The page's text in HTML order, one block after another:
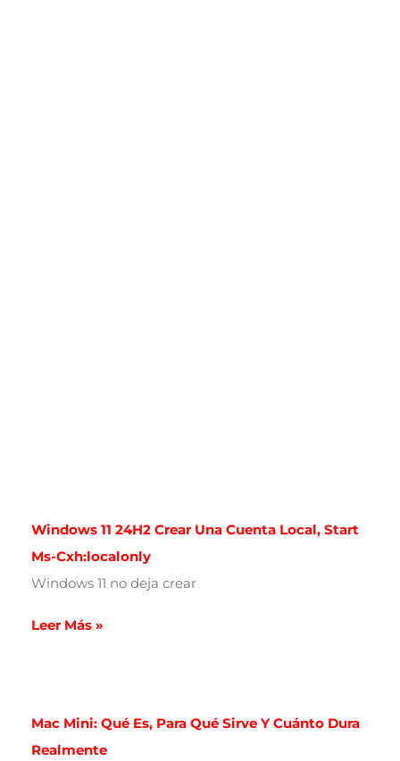
Windows 11 24H2 Crear Una Cuenta Local, Start
Ms-Cxh:localonly
Windows 11 no deja crear
Leer Más »
Mac Mini: Qué Es, Para Qué Sirve Y Cuánto Dura
Realmente